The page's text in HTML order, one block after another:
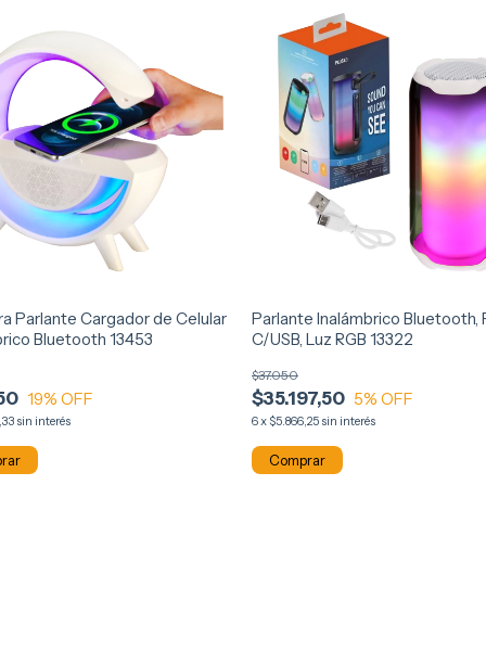
Parlante Cargador de Celular
Bluetooth 13453
19% OFF
sin interés
Parlante Inalámbrico Bluetooth,
C/USB, Luz RGB 13322
$35.197,50
$37.050
5% OFF
6x$5.866,25 sin interés
Comprar